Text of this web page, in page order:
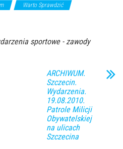
Warto Sprawdzić
sportowe - zawody
ARCHIWUM.
Szczecin.
Wydarzenia.
19.08.2010.
Patrole Milicji
Obywatelskiej
na ulicach
Szczecina